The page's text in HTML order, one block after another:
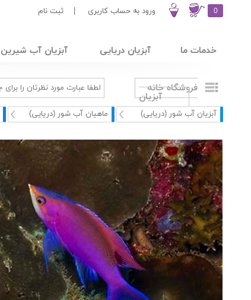
0 ورود به حساب کاربری ثبت نام
خدمات ما آبزیان دریایی آبزیان آب شیرین
فروشگاه خانه
آبزیان
آبزیان آب شور (دریایی) ماهیان آب شور (دریایی)